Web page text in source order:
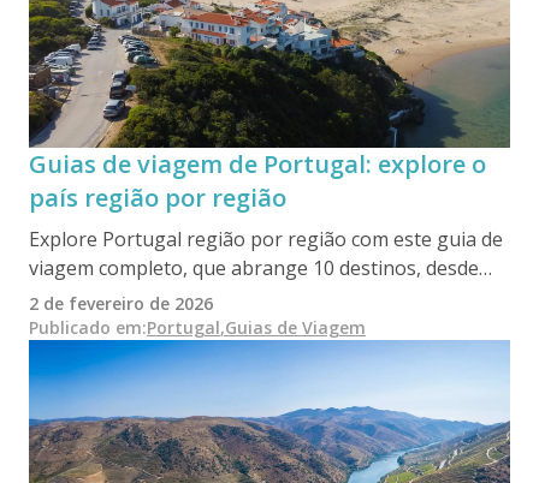
Guias de viagem de Portugal: explore o
país região por região
Explore Portugal região por região com este guia de
viagem completo, que abrange 10 destinos, desde
cidades históricas e paisagens vinícolas a regiões
costeiras e ilhas atlânticas. Descubra o que ver, onde
comer, ideias de itinerários, passeios de um dia e
dicas práticas de viagem para planear uma viagem
equilibrada e significativa por Portugal.
2 de fevereiro de 2026
Publicado em:Portugal,Guias de Viagem